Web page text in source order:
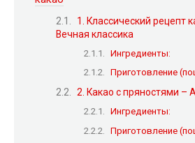
1. Классический рецепт
Вечная классика
Ингредиенты:
Приготовление
2. Какао с пряностями –
Ингредиенты:
Приготовление